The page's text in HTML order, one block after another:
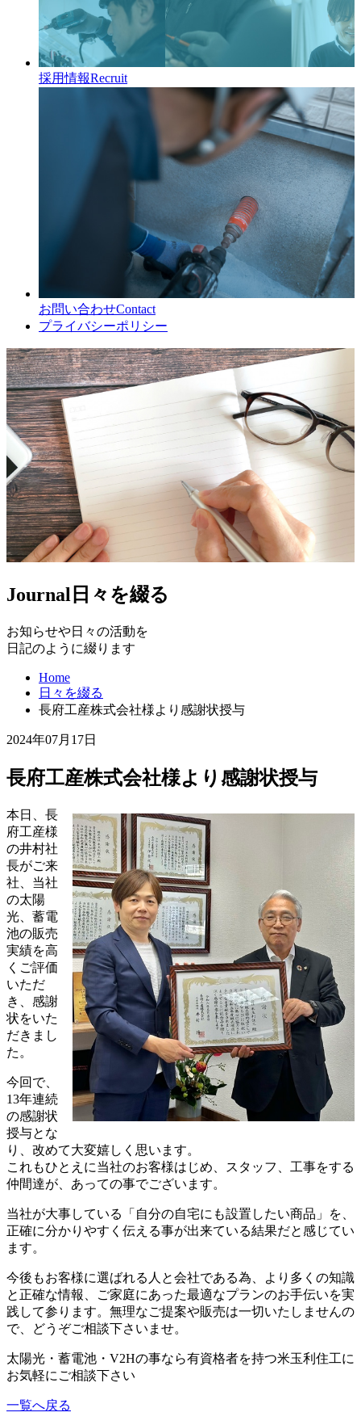
採用情報Recruit
お問い合わせContact
プライバシーポリシー
Journal 日々を綴る
お知らせや日々の活動を
日記のように綴ります
Home
日々を綴る
長府工産株式会社様より感謝状授与
2024年07月17日
長府工産株式会社様より感謝状授与
本日、長
府工産様
の井村社
長がご来
社、当社
の太陽
光、蓄電
池の販売
実績を高
くご評価
いただ
き、感謝
状をいた
だきまし
た。
今回で、
13年連続
の感謝状
授与とな
り、改めて大変嬉しく思います。
これもひとえに当社のお客様はじめ、スタッフ、工事をする
仲間達が、あっての事でございます。
当社が大事している「自分の自宅にも設置したい商品」を、
正確に分かりやすく伝える事が出来ている結果だと感じてい
ます。
今後もお客様に選ばれる人と会社である為、より多くの知識
と正確な情報、ご家庭にあった最適なプランのお手伝いを実
践して参ります。無理なご提案や販売は一切いたしませんの
で、どうぞご相談下さいませ。
太陽光・蓄電池・V2Hの事なら有資格者を持つ米玉利住工に
お気軽にご相談下さい
一覧へ戻る